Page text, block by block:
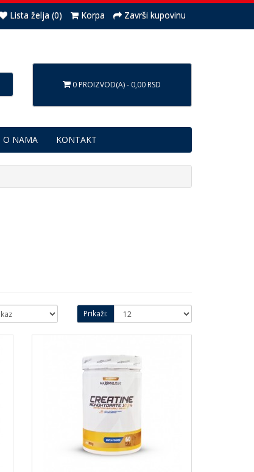
Lista želja (0) Korpa Završi kupovinu
0 PROIZVOD(A) - 0,00 RSD
O NAMA KONTAKT
Prikaži: